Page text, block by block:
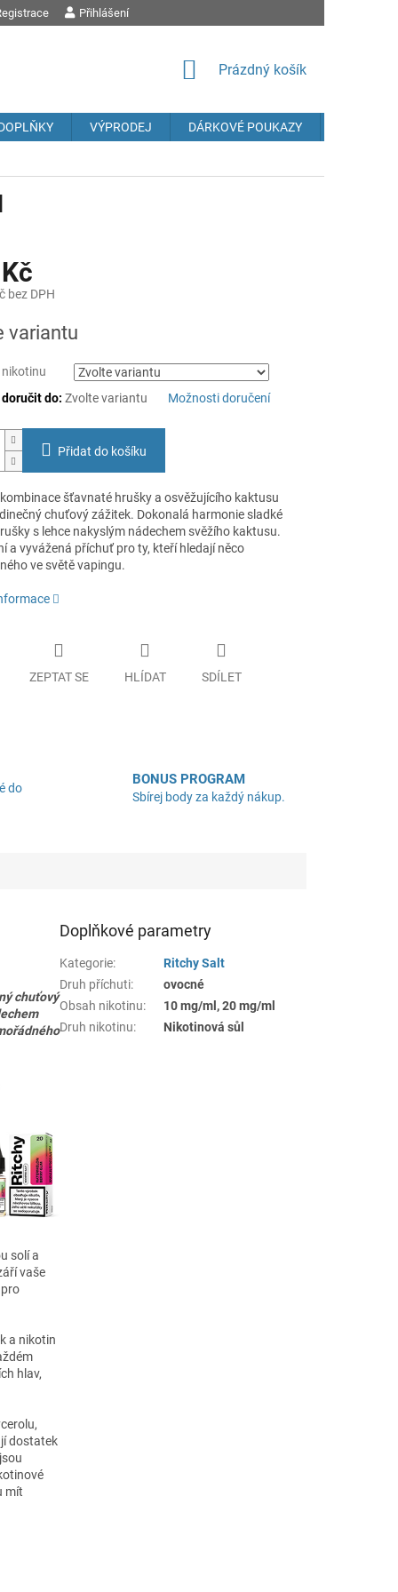
OBCHODNÍ PODMÍNKY
Přihlášení
NÁKUPNÍ
Prázdný košík
VÝPRODEJ DÁRKOVÉ POUKAZY
bez DPH
variantu
do: Zvolte variantu Možnosti doručení
Přidat do košíku
šťavnaté hrušky a osvěžujícího kaktusu
chuťový zážitek. Dokonalá harmonie sladké
s lehce nakyslým nádechem svěžího kaktusu.
a vyvážená příchuť pro ty, kteří hledají něco
ve světě vapingu.
ZEPTAT SE HLÍDAT SDÍLET
do
BONUS PROGRAM
Sbírej body za každý nákup.
chuťový
solí a
vaše
a nikotin
hlav,
dostatek
mít
Doplňkové parametry
Kategorie:
Ritchy Salt
Druh příchuti:
ovocné
Obsah nikotinu:
10 mg/ml, 20 mg/ml
Druh nikotinu: Nikotinová sůl